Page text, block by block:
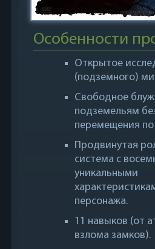
Особенности
Открытое
(подземного)
Свободное
подземельям
перемещения по
Продвинутая
система с
уникальными
персонажа.
11 навыков (от
взлома замков).